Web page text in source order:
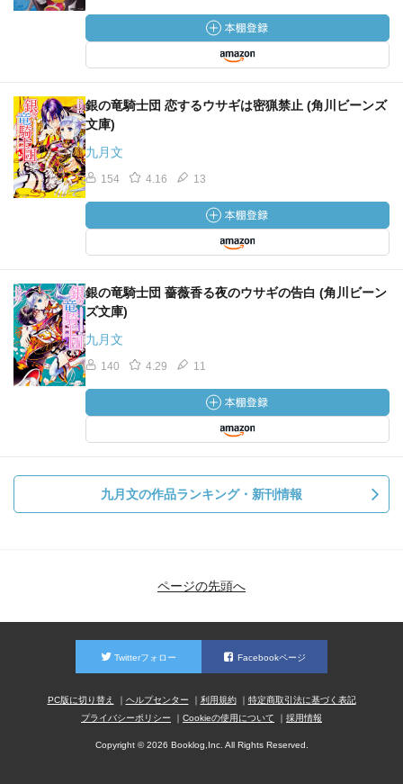
銀の竜騎士団 恋するウサギは密猟禁止 (角川ビーンズ
文庫)
九月文
154 4.16 13
銀の竜騎士団 薔薇香る夜のウサギの告白 (角川ビーン
ズ文庫)
九月文
140 4.29 11
九月文の作品ランキング・新刊情報
ページの先頭へ
Twitterフォロー Facebookページ
PC版に切り替え ヘルプセンター 利用規約
特定商取引法に基づく表記
プライバシーポリシー
Cookieの使用について 採用情報
Copyright © 2026 Booklog,Inc. All Rights Reserved.